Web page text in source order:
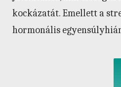
kockázatát. Emellett a
hormonális